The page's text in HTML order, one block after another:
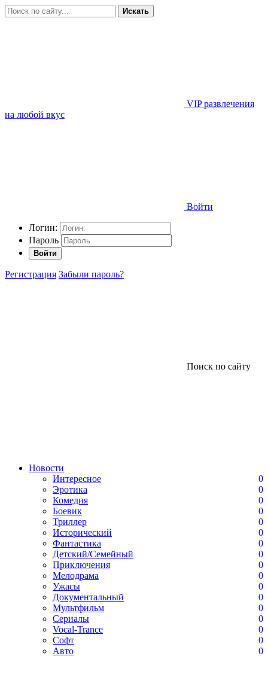
Искать
VIP развлечения
на любой вкус
Войти
Логин:
Пароль
Войти
Регистрация Забыли пароль?
Поиск по сайту
Новости
Интересное
0
Эротика
0
Комедия
0
Боевик
0
Триллер
0
Исторический
0
Фантастика
0
Детский/Семейный
0
Приключения
0
Мелодрама
0
Ужасы
0
Документальный
0
Мультфильм
0
Сериалы
0
Vocal-Trance
0
Софт
0
Авто
0